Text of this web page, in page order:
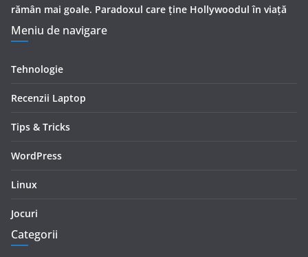
rămân mai goale. Paradoxul care ține Hollywoodul în viață
Meniu de navigare
Tehnologie
Recenzii Laptop
Tips & Tricks
WordPress
Linux
Jocuri
Categorii